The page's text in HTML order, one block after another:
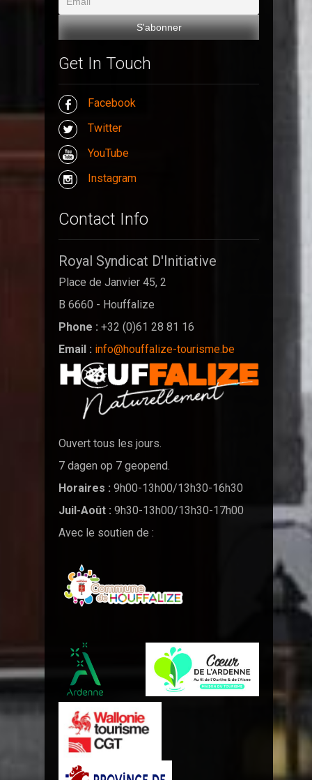
Get In Touch
Facebook
Twitter
YouTube
Instagram
Contact Info
Royal Syndicat D'Initiative
Place de Janvier 45, 2
B 6660 - Houffalize
Phone : +32 (0)61 28 81 16
Email : info@houffalize-tourisme.be
Ouvert tous les jours.
7 dagen op 7 geopend.
Horaires : 9h00-13h00/13h30-16h30
Juil-Août : 9h30-13h00/13h30-17h00
Avec le soutien de :